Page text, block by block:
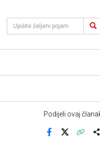
Podijeli ovaj